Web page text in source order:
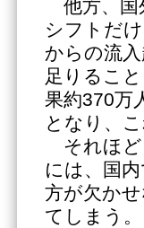
他方、国
シフトだ
からの流
足りるこ
果約370万
となり、
それほど
には、国
方が欠か
てしまう。